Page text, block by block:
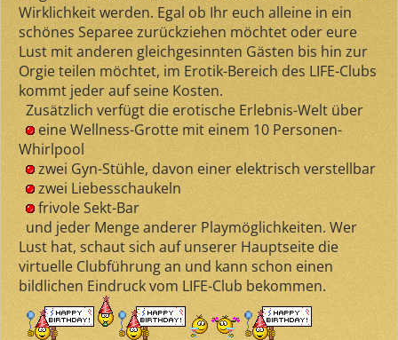
Wirklichkeit werden. Egal ob Ihr euch alleine in ein
schönes Separee zurückziehen möchtet oder eure
Lust mit anderen gleichgesinnten Gästen bis hin zur
Orgie teilen möchtet, im Erotik-Bereich des LIFE-Clubs
kommt jeder auf seine Kosten.
Zusätzlich verfügt die erotische Erlebnis-Welt über
eine Wellness-Grotte mit einem 10 Personen-
Whirlpool
zwei Gyn-Stühle, davon einer elektrisch verstellbar
zwei Liebesschaukeln
frivole Sekt-Bar
und jeder Menge anderer Playmöglichkeiten. Wer
Lust hat, schaut sich auf unserer Hauptseite die
virtuelle Clubführung an und kann schon einen
bildlichen Eindruck vom LIFE-Club bekommen.